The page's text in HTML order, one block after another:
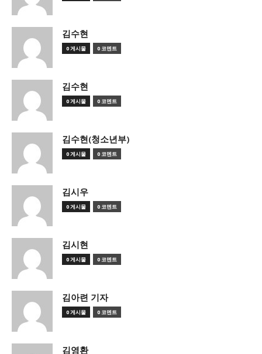
김수현
0 게시물 0 코멘트
김수현
0 게시물 0 코멘트
김수현(청소년부)
0 게시물 0 코멘트
김시우
0 게시물 0 코멘트
김시현
0 게시물 0 코멘트
김아련 기자
0 게시물 0 코멘트
김영환